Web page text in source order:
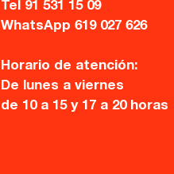
Tel 91 531 15 09
WhatsApp 619 027 626
Horario de atención:
De lunes a viernes
de 10 a 15 y 17 a 20 horas